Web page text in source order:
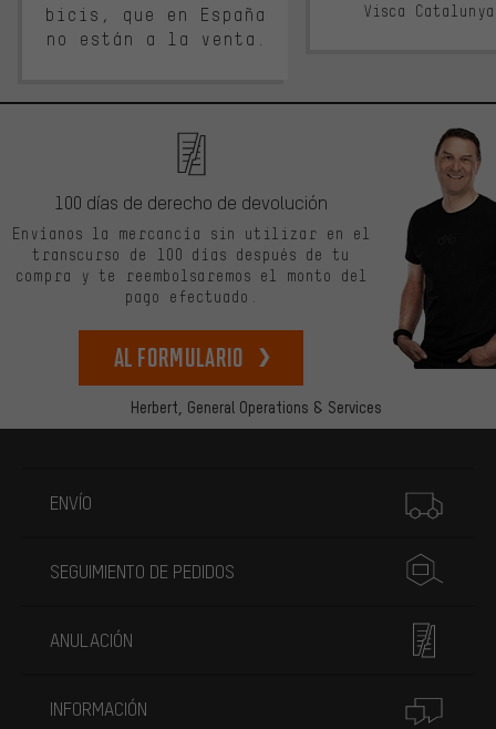
bicis, que en España
no están a la venta.
Visca
Herbert, General Operations & Services
100 días de derecho de devolución
Envíanos la mercancía sin utilizar en el
transcurso de 100 días después de tu
compra y te reembolsaremos el monto del
pago efectuado.
Al formulario
ENVÍO
SEGUIMIENTO DE PEDIDOS
ANULACIÓN
INFORMACIÓN